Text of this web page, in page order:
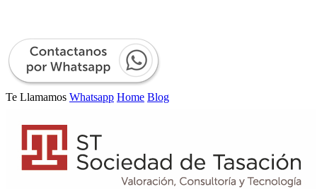
Te Llamamos Whatsapp Home Blog